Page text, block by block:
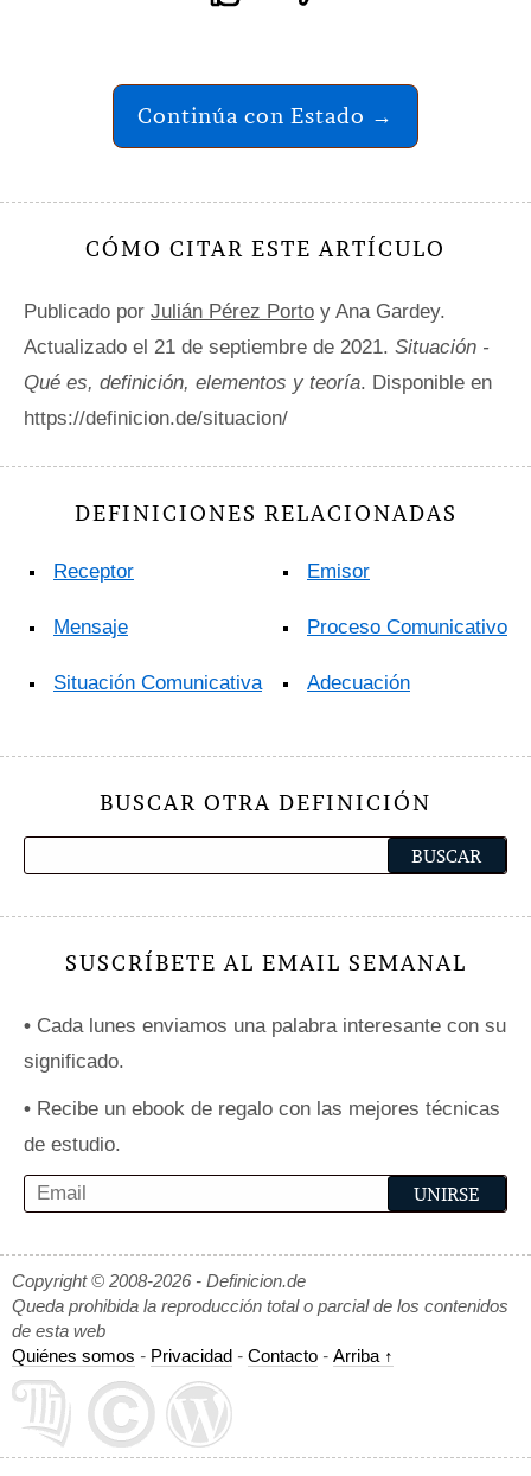
Continúa con Estado →
CÓMO CITAR ESTE ARTÍCULO
Publicado por Julián Pérez Porto y Ana Gardey.
Actualizado el 21 de septiembre de 2021. Situación -
Qué es, definición, elementos y teoría. Disponible en
https://definicion.de/situacion/
DEFINICIONES RELACIONADAS
Receptor
Mensaje
Situación Comunicativa
Emisor
Proceso Comunicativo
Adecuación
BUSCAR OTRA DEFINICIÓN
SUSCRÍBETE AL EMAIL SEMANAL
• Cada lunes enviamos una palabra interesante con su
significado.
• Recibe un ebook de regalo con las mejores técnicas
de estudio.
Copyright © 2008-2026 - Definicion.de
Queda prohibida la reproducción total o parcial de los contenidos
de esta web
Quiénes somos - Privacidad - Contacto - Arriba ↑